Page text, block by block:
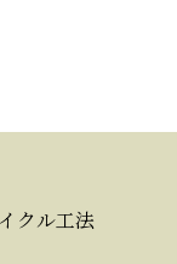
クル工法